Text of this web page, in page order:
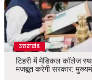
उत्तराखंड
टिहरी में मेडिकल कॉलेज
मजबूत करेगी सरकार: